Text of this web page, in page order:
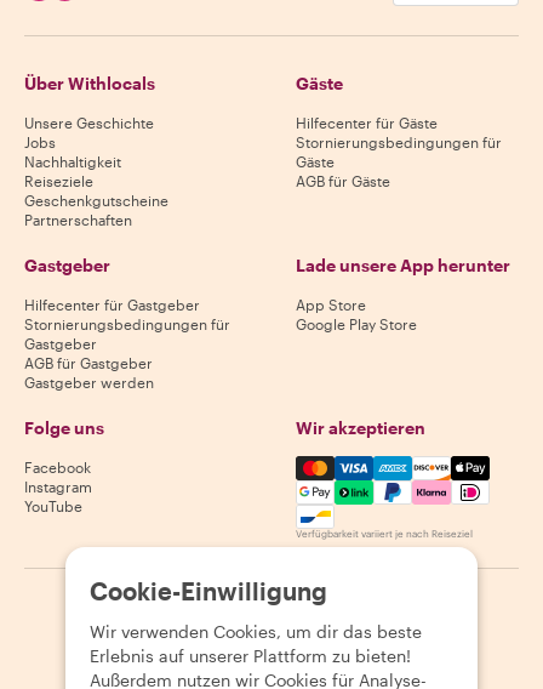
Über Withlocals
Unsere Geschichte
Jobs
Nachhaltigkeit
Reiseziele
Geschenkgutscheine
Partnerschaften
Gäste
Hilfecenter für Gäste
Stornierungsbedingungen für
Gäste
AGB für Gäste
Gastgeber
Hilfecenter für Gastgeber
Stornierungsbedingungen für
Gastgeber
AGB für Gastgeber
Gastgeber werden
Lade unsere App herunter
App Store
Google Play Store
Folge uns
Facebook
Instagram
YouTube
Wir akzeptieren
Mastercard, Visa, Amex,
Verfügbarkeit variiert je nach Reiseziel
Datenschutzerklärung
Seitenübersicht
Cookie-Einwilligung
Wir verwenden Cookies, um dir das beste
Erlebnis auf unserer Plattform zu bieten!
Außerdem nutzen wir Cookies für Analyse-